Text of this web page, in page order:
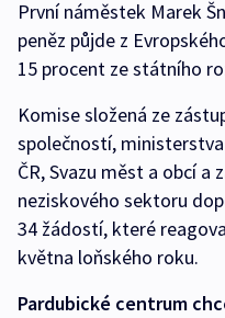
První náměstek Marek
peněz půjde z
15 procent ze státního
Komise složená ze
společností,
ČR, Svazu měst a obcí a
neziskového sektoru
34 žádostí, které
května loňského roku.
Pardubické centrum